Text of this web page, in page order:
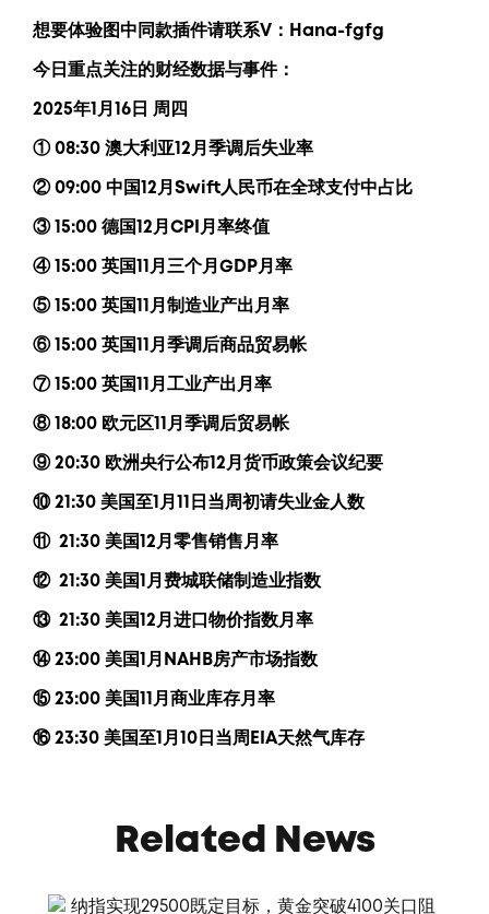
想要体验图中同款插件请联系V： Hana-fgfg
今日重点关注的财经数据与事件：
2025年1月16日 周四
① 08:30 澳大利亚12月季调后失业率
② 09:00 中国12月Swift人民币在全球支付中占比
③ 15:00 德国12月CPI月率终值
④ 15:00 英国11月三个月GDP月率
⑤ 15:00 英国11月制造业产出月率
⑥ 15:00 英国11月季调后商品贸易帐
⑦ 15:00 英国11月工业产出月率
⑧ 18:00 欧元区11月季调后贸易帐
⑨ 20:30 欧洲央行公布12月货币政策会议纪要
⑩21:30 美国至 月 日当周初请失业金人数
⑪21:30 美国 12 月零售销售月率
⑫21:30 美国 月费城联储制造业指数
⑬21:30 美国 12 月进口物价指数月率
⑭23:00 美国 月 NAHB房产市场指数
⑮23:00 美国 月商业库存月率
⑯23:30 美国至 月 10 日当周 EIA天然气库存
Related News